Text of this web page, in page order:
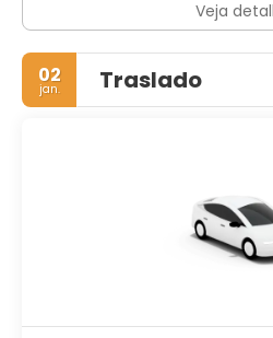
Veja
02
jan. Traslado